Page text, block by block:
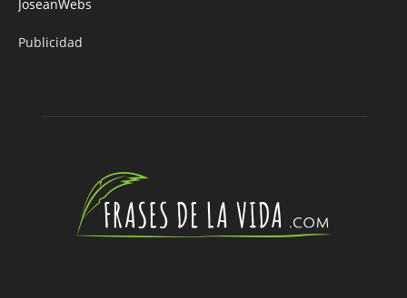
JoseanWebs
Publicidad